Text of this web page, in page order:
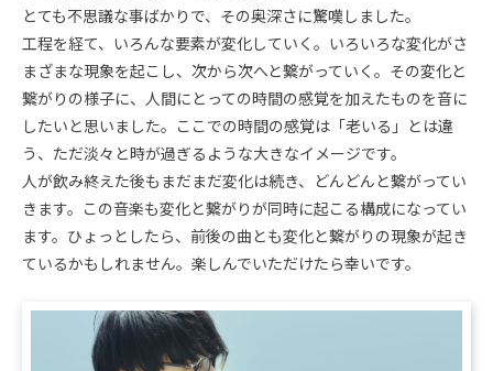
とても不思議な事ばかりで、その奥深さに驚嘆しました。
工程を経て、いろんな要素が変化していく。いろいろな変化がさ
まざまな現象を起こし、次から次へと繋がっていく。その変化と
繋がりの様子に、人間にとっての時間の感覚を加えたものを音に
したいと思いました。ここでの時間の感覚は「老いる」とは違
う、ただ淡々と時が過ぎるような大きなイメージです。
人が飲み終えた後もまだまだ変化は続き、どんどんと繋がってい
きます。この音楽も変化と繋がりが同時に起こる構成になってい
ます。ひょっとしたら、前後の曲とも変化と繋がりの現象が起き
ているかもしれません。楽しんでいただけたら幸いです。